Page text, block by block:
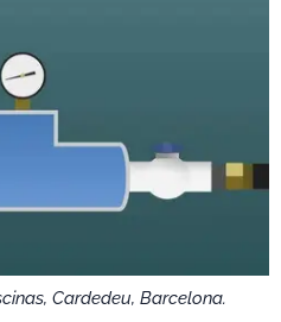
Cardedeu, Barcelona.